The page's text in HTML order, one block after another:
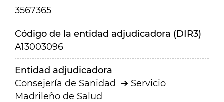
3567365
Código de la entidad adjudicadora (DIR3)
A13003096
Entidad adjudicadora
Consejería de Sanidad
Servicio
Madrileño de Salud